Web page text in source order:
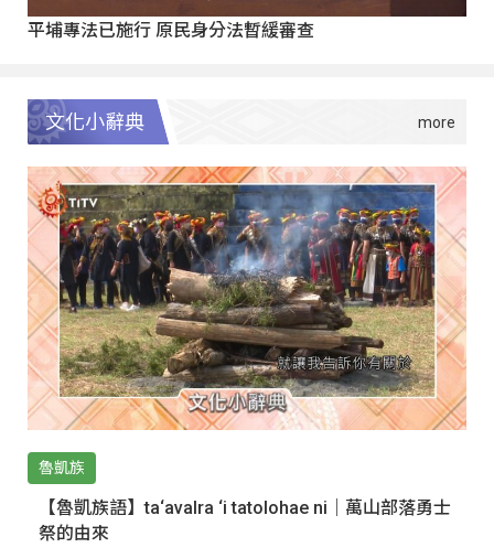
平埔專法已施行 原民身分法暫緩審查
文化小辭典
魯凱族
【魯凱族語】ta‘avalra ‘i tatolohae ni｜萬山部落勇士
祭的由來